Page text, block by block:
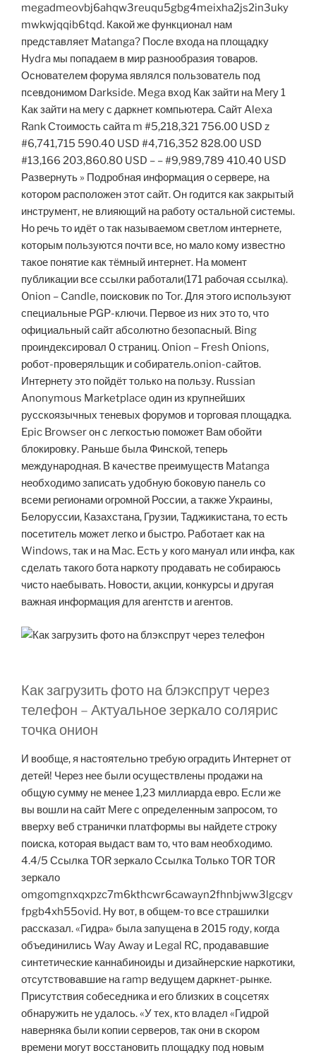
megadmeovbj6ahqw3reuqu5gbg4meixha2js2in3uky
mwkwjqqib6tqd. Какой же функционал нам
представляет Matanga? После входа на площадку
Hydra мы попадаем в мир разнообразия товаров.
Основателем форума являлся пользователь под
псевдонимом Darkside. Mega вход Как зайти на Мегу 1
Как зайти на мегу с даркнет компьютера. Сайт Alexa
Rank Стоимость сайта m #5,218,321 756.00 USD z
#6,741,715 590.40 USD #4,716,352 828.00 USD
#13,166 203,860.80 USD – – #9,989,789 410.40 USD
Развернуть » Подробная информация о сервере, на
котором расположен этот сайт. Он годится как закрытый
инструмент, не влияющий на работу остальной системы.
Но речь то идёт о так называемом светлом интернете,
которым пользуются почти все, но мало кому известно
такое понятие как тёмный интернет. На момент
публикации все ссылки работали(171 рабочая ссылка).
Onion – Candle, поисковик по Tor. Для этого используют
специальные PGP-ключи. Первое из них это то, что
официальный сайт абсолютно безопасный. Bing
проиндексировал 0 страниц. Onion – Fresh Onions,
робот-проверяльщик и собиратель.onion-сайтов.
Интернету это пойдёт только на пользу. Russian
Anonymous Marketplace один из крупнейших
русскоязычных теневых форумов и торговая площадка.
Epic Browser он с легкостью поможет Вам обойти
блокировку. Раньше была Финской, теперь
международная. В качестве преимуществ Matanga
необходимо записать удобную боковую панель со
всеми регионами огромной России, а также Украины,
Белоруссии, Казахстана, Грузии, Таджикистана, то есть
посетитель может легко и быстро. Работает как на
Windows, так и на Mac. Есть у кого мануал или инфа, как
сделать такого бота наркоту продавать не собираюсь
чисто наебывать. Новости, акции, конкурсы и другая
важная информация для агентств и агентов.
Как загрузить фото на блэкспрут через
телефон – Актуальное зеркало солярис
точка онион
И вообще, я настоятельно требую оградить Интернет от
детей! Через нее были осуществлены продажи на
общую сумму не менее 1,23 миллиарда евро. Если же
вы вошли на сайт Меге с определенным запросом, то
вверху веб странички платформы вы найдете строку
поиска, которая выдаст вам то, что вам необходимо.
4.4/5 Ссылка TOR зеркало Ссылка Только TOR TOR
зеркало
omgomgnxqxpzc7m6kthcwr6cawayn2fhnbjww3lgcgv
fpgb4xh55ovid. Ну вот, в общем-то все страшилки
рассказал. «Гидра» была запущена в 2015 году, когда
объединились Way Away и Legal RC, продававшие
синтетические каннабиноиды и дизайнерские наркотики,
отсутствовавшие на ramp ведущем даркнет-рынке.
Присутствия собеседника и его близких в соцсетях
обнаружить не удалось. «У тех, кто владел «Гидрой
наверняка были копии серверов, так они в скором
времени могут восстановить площадку под новым